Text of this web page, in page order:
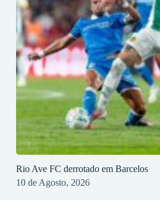
Rio Ave FC derrotado em Barcelos
10 de Agosto, 2026